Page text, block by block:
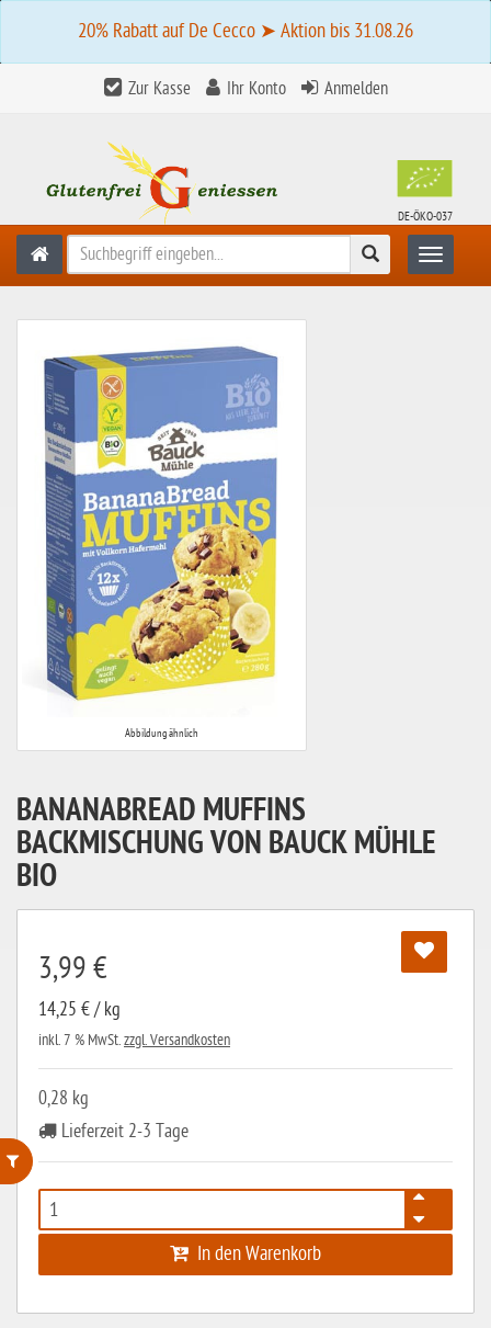
ohne Weizenstärke
20% Rabatt auf De Cecco ➤ Aktion bis 31.08.26
Zur Kasse Ihr Konto Anmelden
DE-ÖKO-037
Suchen Toggle
Abbildung ähnlich
BANANABREAD MUFFINS
BACKMISCHUNG VON BAUCK MÜHLE
BIO
3,99 €
14,25 € / kg
inkl. 7 % MwSt.zzgl. Versandkosten
0,28 kg
Lieferzeit 2-3 Tage
In den Warenkorb